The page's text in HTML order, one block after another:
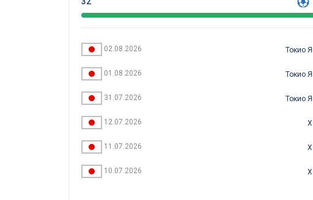
02.08.2026 Токио
01.08.2026 Токио
31.07.2026 Токио
12.07.2026
11.07.2026
10.07.2026